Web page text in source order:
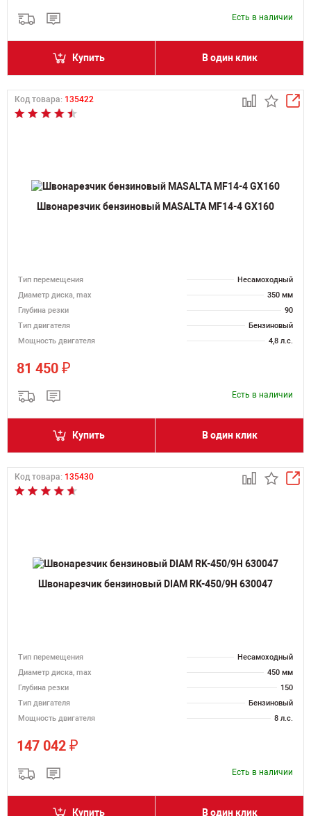
Есть в наличии
Купить В один клик
Код товара: 135422
Швонарезчик бензиновый MASALTA MF14-4 GX160
Тип перемещения
Несамоходный
Диаметр диска, max
350 мм
Глубина резки
90
Тип двигателя
Бензиновый
Мощность двигателя
4,8 л.с.
81 450 ₽
Есть в наличии
Купить В один клик
Код товара: 135430
Швонарезчик бензиновый DIAM RK-450/9H 630047
Тип перемещения
Несамоходный
Диаметр диска, max
450 мм
Глубина резки
150
Тип двигателя
Бензиновый
Мощность двигателя
8 л.с.
147 042 ₽
Есть в наличии
Купить В один клик